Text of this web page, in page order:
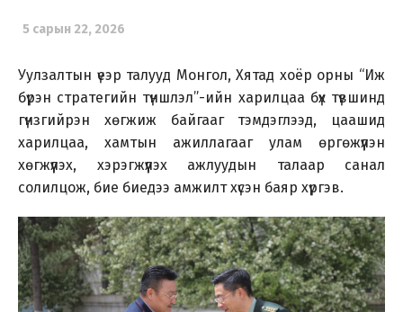
5 сарын 22, 2026
Уулзалтын үеэр талууд Монгол, Хятад хоёр орны “Иж
бүрэн стратегийн түншлэл”-ийн харилцаа бүх түвшинд
гүнзгийрэн хөгжиж байгааг тэмдэглээд, цаашид
харилцаа, хамтын ажиллагааг улам өргөжүүлэн
хөгжүүлэх, хэрэгжүүлэх ажлуудын талаар санал
солилцож, бие биедээ амжилт хүсэн баяр хүргэв.